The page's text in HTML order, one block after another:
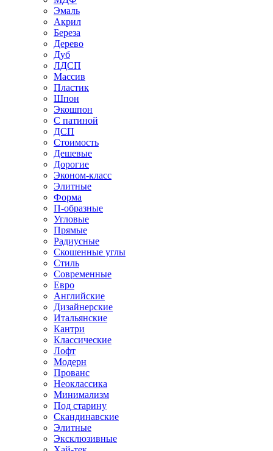
Эмаль
Акрил
Береза
Дерево
Дуб
ЛДСП
Массив
Пластик
Шпон
Экошпон
С патиной
ДСП
Стоимость
Дешевые
Дорогие
Эконом-класс
Элитные
Форма
П-образные
Угловые
Прямые
Радиусные
Скошенные углы
Стиль
Современные
Евро
Английские
Дизайнерские
Итальянские
Кантри
Классические
Лофт
Модерн
Прованс
Неоклассика
Минимализм
Под старину
Скандинавские
Элитные
Эксклюзивные